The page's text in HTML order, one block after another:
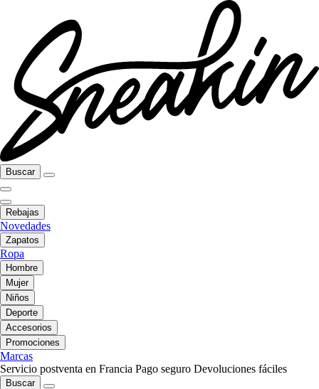
Buscar
Rebajas
Novedades
Zapatos
Ropa
Hombre
Mujer
Niños
Deporte
Accesorios
Promociones
Marcas
Servicio postventa en Francia Pago seguro Devoluciones fáciles
Buscar